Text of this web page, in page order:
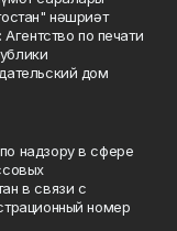
нәшриәт
по печати
дом
надзору в сфере
в связи с
номер